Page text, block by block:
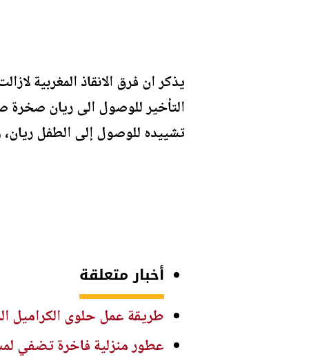
يذكر ان فرق الانقاذ المغربية
التأخير للوصول الى ريان
تشييده للوصول إلى الطفل ريان، وقد تطلب
أخبار متعلقة
طريقة عمل حلوى الكراميل
عطور منزلية فاخرة تضفي